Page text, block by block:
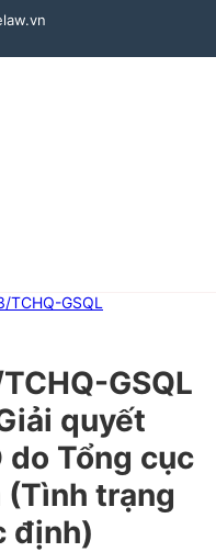
TCHQ-GSQL
GSQL
quyết
Tổng cục
(Tình trạng
định)